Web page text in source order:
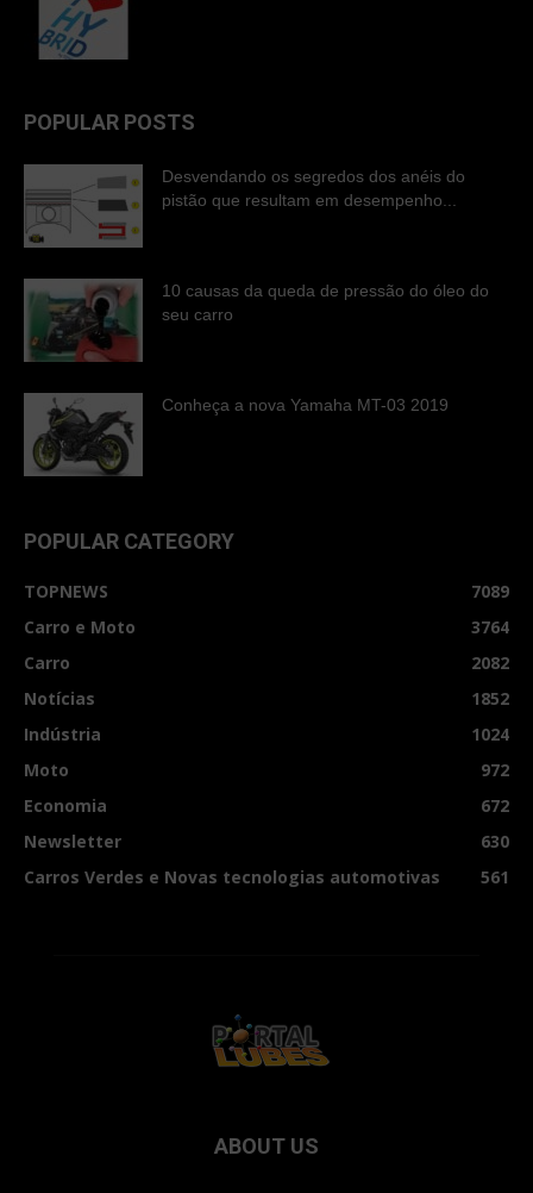
POPULAR POSTS
Desvendando os segredos dos anéis do
pistão que resultam em desempenho...
10 causas da queda de pressão do óleo do
seu carro
Conheça a nova Yamaha MT-03 2019
POPULAR CATEGORY
TOPNEWS
7089
Carro e Moto
3764
Carro
2082
Notícias
1852
Indústria
1024
Moto
972
Economia
672
Newsletter
630
Carros Verdes e Novas tecnologias automotivas
561
ABOUT US